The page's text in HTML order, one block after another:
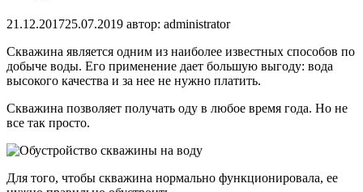
21.12.201725.07.2019 автор: administrator
Скважина является одним из наиболее известных способов по
добыче воды. Его применение дает большую выгоду: вода
высокого качества и за нее не нужно платить.
Скважина позволяет получать оду в любое время года. Но не
все так просто.
Для того, чтобы скважина нормально функционировала, ее